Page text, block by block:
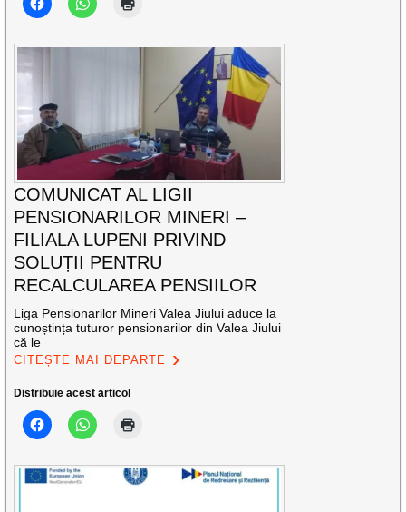
COMUNICAT AL LIGII
PENSIONARILOR MINERI –
FILIALA LUPENI PRIVIND
SOLUȚII PENTRU
RECALCULAREA PENSIILOR
Liga Pensionarilor Mineri Valea Jiului aduce la
cunoștința tuturor pensionarilor din Valea Jiului
că le
CITEȘTE MAI DEPARTE
Distribuie acest articol